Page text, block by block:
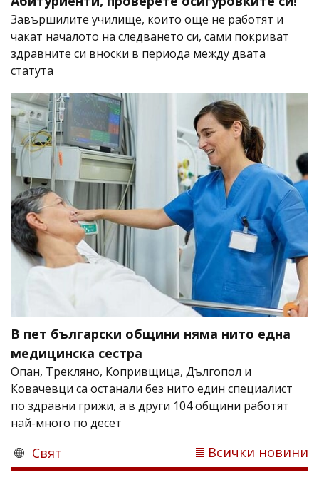
Завършилите училище, които още не работят и
чакат началото на следването си, сами покриват
здравните си вноски в периода между двата
статута
В пет български общини няма нито една
медицинска сестра
Опан, Трекляно, Копривщица, Дългопол и
Ковачевци са останали без нито един специалист
по здравни грижи, а в други 104 общини работят
най-много по десет
Свят Всички новини